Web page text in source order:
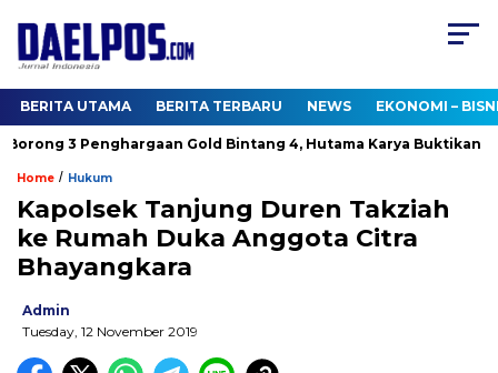
BERITA UTAMA BERITA TERBARU NEWS EKONOMI –
3 Penghargaan Gold Bintang 4, Hutama Karya Buktikan
Home / Hukum
Kapolsek Tanjung Duren Takziah
ke Rumah Duka Anggota Citra
Bhayangkara
Admin
Tuesday, 12 November 2019